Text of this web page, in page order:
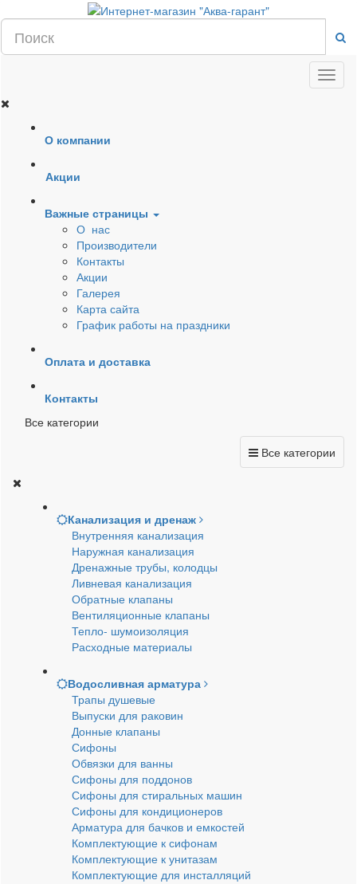
О компании
Акции
Важные страницы
О нас
Производители
Контакты
Акции
Галерея
Карта сайта
График работы на праздники
Оплата и доставка
Контакты
Все категории
Все категории
Канализация и дренаж
Внутренняя канализация
Наружная канализация
Дренажные трубы, колодцы
Ливневая канализация
Обратные клапаны
Вентиляционные клапаны
Тепло- шумоизоляция
Расходные материалы
Водосливная арматура
Трапы душевые
Выпуски для раковин
Донные клапаны
Сифоны
Обвязки для ванны
Сифоны для поддонов
Сифоны для стиральных машин
Сифоны для кондиционеров
Арматура для бачков и емкостей
Комплектующие к сифонам
Комплектующие к унитазам
Комплектующие для инсталляций